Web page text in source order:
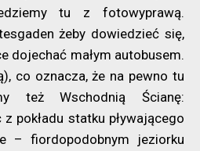
tu z fotowyprawą.
żeby dowiedzieć się,
dojechać małym autobusem.
co oznacza, że na pewno tu
też Wschodnią Ścianę:
pokładu statku pływającego
– fiordopodobnym jeziorku